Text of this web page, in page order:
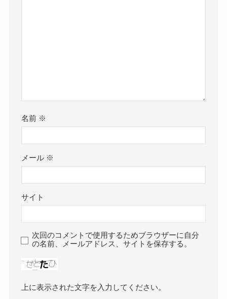
名前 ※
メール ※
サイト
次回のコメントで使用するためブラウザーに自分
の名前、メールアドレス、サイトを保存する。
上に表示された文字を入力してください。